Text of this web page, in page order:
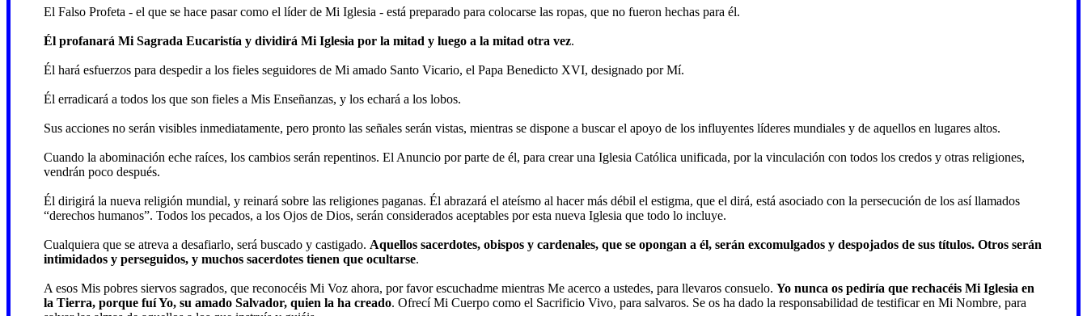
El Falso Profeta - el que se hace pasar como el líder de Mi Iglesia - está preparado para colocarse las ropas, que no fueron hechas para él.
Él profanará Mi Sagrada Eucaristía y dividirá Mi Iglesia por la mitad y luego a la mitad otra vez.
Él hará esfuerzos para despedir a los fieles seguidores de Mi amado Santo Vicario, el Papa Benedicto XVI, designado por Mí.
Él erradicará a todos los que son fieles a Mis Enseñanzas, y los echará a los lobos.
Sus acciones no serán visibles inmediatamente, pero pronto las señales serán vistas, mientras se dispone a buscar el apoyo de los influyentes líderes mundiales y de aquellos en lugares altos.
Cuando la abominación eche raíces, los cambios serán repentinos. El Anuncio por parte de él, para crear una Iglesia Católica unificada, por la vinculación con todos los credos y otras religiones,
vendrán poco después.
Él dirigirá la nueva religión mundial, y reinará sobre las religiones paganas. Él abrazará el ateísmo al hacer más débil el estigma, que el dirá, está asociado con la persecución de los así llamados
“derechos humanos”. Todos los pecados, a los Ojos de Dios, serán considerados aceptables por esta nueva Iglesia que todo lo incluye.
Cualquiera que se atreva a desafiarlo, será buscado y castigado. Aquellos sacerdotes, obispos y cardenales, que se opongan a él, serán excomulgados y despojados de sus títulos. Otros serán
intimidados y perseguidos, y muchos sacerdotes tienen que ocultarse.
A esos Mis pobres siervos sagrados, que reconocéis Mi Voz ahora, por favor escuchadme mientras Me acerco a ustedes, para llevaros consuelo. Yo nunca os pediría que rechacéis Mi Iglesia en
la Tierra, porque fuí Yo, su amado Salvador, quien la ha creado. Ofrecí Mi Cuerpo como el Sacrificio Vivo, para salvaros. Se os ha dado la responsabilidad de testificar en Mi Nombre, para